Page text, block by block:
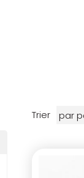
Trier